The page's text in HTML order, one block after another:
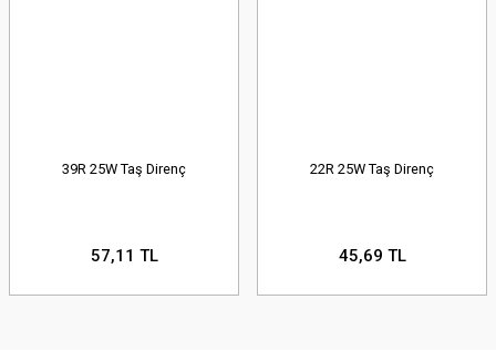
39R 25W Taş Direnç
57,11 TL
22R 25W Taş Direnç
45,69 TL